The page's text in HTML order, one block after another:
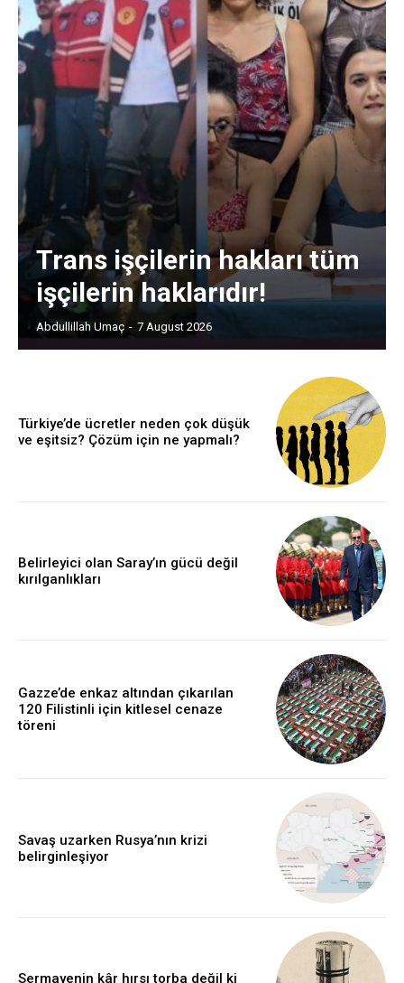
Trans işçilerin hakları tüm
işçilerin haklarıdır!
Abdullillah Umaç - 7 August 2026
Türkiye’de ücretler neden çok düşük
ve eşitsiz? Çözüm için ne yapmalı?
Belirleyici olan Saray’ın gücü değil
kırılganlıkları
Gazze’de enkaz altından çıkarılan
120 Filistinli için kitlesel cenaze
töreni
Savaş uzarken Rusya’nın krizi
belirginleşiyor
Sermayenin kâr hırsı torba değil ki